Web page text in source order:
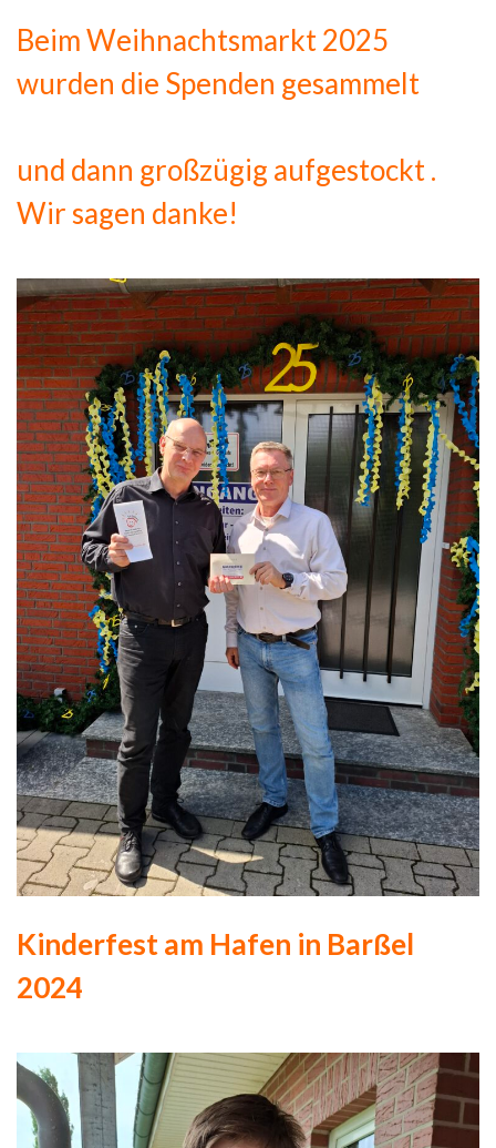
Beim Weihnachtsmarkt 2025
wurden die Spenden gesammelt
und dann großzügig aufgestockt .
Wir sagen danke!
Kinderfest am Hafen in Barßel
2024